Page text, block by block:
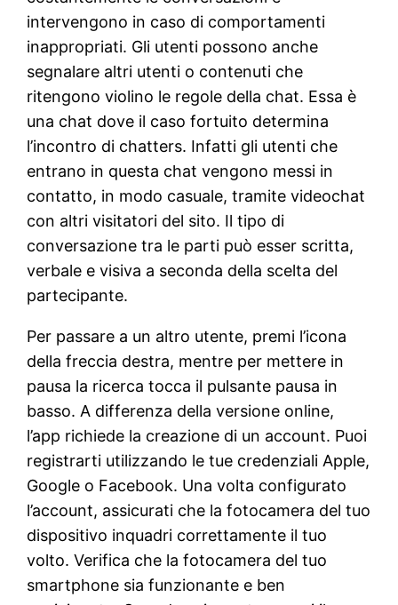
intervengono in caso di comportamenti
inappropriati. Gli utenti possono anche
segnalare altri utenti o contenuti che
ritengono violino le regole della chat. Essa è
una chat dove il caso fortuito determina
l’incontro di chatters. Infatti gli utenti che
entrano in questa chat vengono messi in
contatto, in modo casuale, tramite videochat
con altri visitatori del sito. Il tipo di
conversazione tra le parti può esser scritta,
verbale e visiva a seconda della scelta del
partecipante.
Per passare a un altro utente, premi l’icona
della freccia destra, mentre per mettere in
pausa la ricerca tocca il pulsante pausa in
basso. A differenza della versione online,
l’app richiede la creazione di un account. Puoi
registrarti utilizzando le tue credenziali Apple,
Google o Facebook. Una volta configurato
l’account, assicurati che la fotocamera del tuo
dispositivo inquadri correttamente il tuo
volto. Verifica che la fotocamera del tuo
smartphone sia funzionante e ben